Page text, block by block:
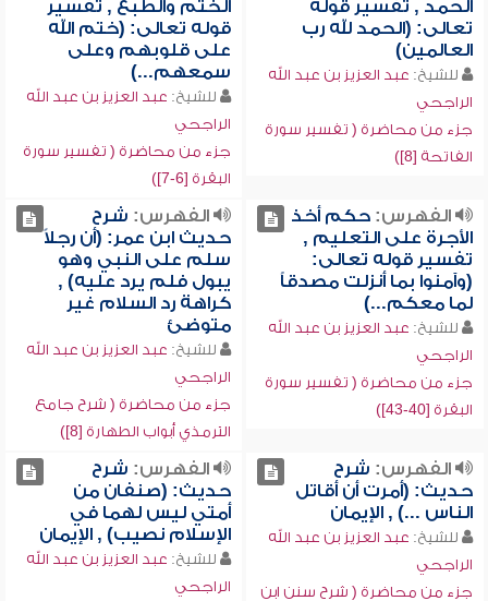
الحمد , تفسير قوله
تعالى: (الحمد لله رب
العالمين)
للشيخ: عبد العزيز بن عبد الله
الراجحي
جزء من محاضرة ( تفسير سورة
الفاتحة [8])
الختم والطبع , تفسير
قوله تعالى: (ختم الله
على قلوبهم وعلى
سمعهم...)
للشيخ: عبد العزيز بن عبد الله
الراجحي
جزء من محاضرة ( تفسير سورة
البقرة [6-7])
الفهرس:حكم أخذ
الأجرة على التعليم ,
تفسير قوله تعالى:
(وآمنوا بما أنزلت مصدقاً
لما معكم...)
للشيخ: عبد العزيز بن عبد الله
الراجحي
جزء من محاضرة ( تفسير سورة
البقرة [40-43])
الفهرس: شرح
حديث ابن عمر: (أن رجلاً
سلم على النبي وهو
يبول فلم يرد عليه) ,
كراهة رد السلام غير
متوضئ
للشيخ: عبد العزيز بن عبد الله
الراجحي
جزء من محاضرة ( شرح جامع
الترمذي أبواب الطهارة [8])
الفهرس: شرح
حديث: (أمرت أن أقاتل
الناس ...) , الإيمان
للشيخ: عبد العزيز بن عبد الله
الراجحي
جزء من محاضرة ( شرح سنن ابن
الفهرس: شرح
حديث: (صنفان من
أمتي ليس لهما في
الإسلام نصيب) , الإيمان
للشيخ: عبد العزيز بن عبد الله
الراجحي